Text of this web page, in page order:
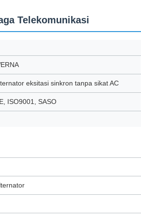
Telekomunikasi
eksitasi sinkron tanpa sikat AC
ISO9001, SASO